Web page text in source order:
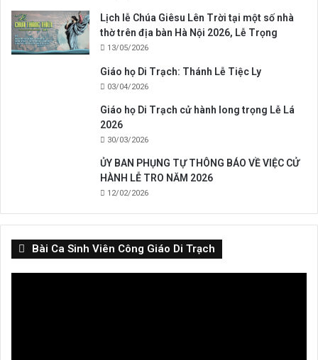
Lịch lễ Chúa Giêsu Lên Trời tại một số nhà
thờ trên địa bàn Hà Nội 2026, Lễ Trọng
13/05/2026
Giáo họ Di Trạch: Thánh Lễ Tiệc Ly
03/04/2026
Giáo họ Di Trạch cử hành long trọng Lễ Lá
2026
30/03/2026
ỦY BAN PHỤNG TỰ THÔNG BÁO VỀ VIỆC CỬ
HÀNH LỄ TRO NĂM 2026
12/02/2026
Bài Ca Sinh Viên Công Giáo Di Trạch